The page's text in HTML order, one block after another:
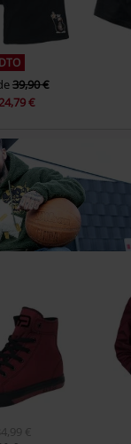
39,90 €
24,79 €
€